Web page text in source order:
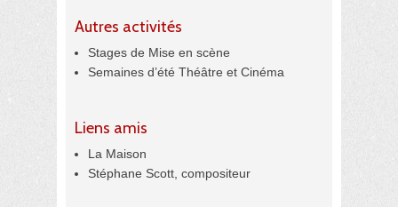
Autres activités
Stages de Mise en scène
Semaines d’été Théâtre et Cinéma
Liens amis
La Maison
Stéphane Scott, compositeur